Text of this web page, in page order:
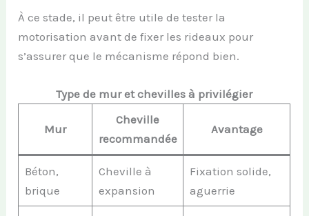
À ce stade, il peut être utile de tester la
motorisation avant de fixer les rideaux pour
s’assurer que le mécanisme répond bien.
Type de mur et chevilles à privilégier
Mur
Cheville
recommandée
Avantage
Béton,
brique
Cheville à
expansion
Fixation solide,
aguerrie